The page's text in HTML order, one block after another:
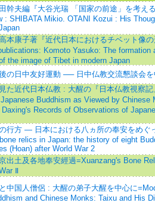
幹夫編『大谷光瑞 「国家の前途」を考え
: SHIBATA Mikio. OTANI Kozui : His
高本康子著『近代日本におけるチベット像
Komoto Yasuko: The formation
the image of Tibet in modern Japan
の日中友好運動 ── 日中仏教交流懇談会
た近代日本仏教 : 大醒の『日本仏教視察記
Buddhism as Viewed by Chinese
Records of Observations of
行方 ― 日本における八ヵ所の奉安をめ
relics in Japan: the history of eight
(Hoan) after World War 2
出土及各地奉安經過=Xuanzang's Bone
Ⅱ
中国人僧侶 : 大醒の弟子大醒を中心に
and Chinese Monks: Taixu and His